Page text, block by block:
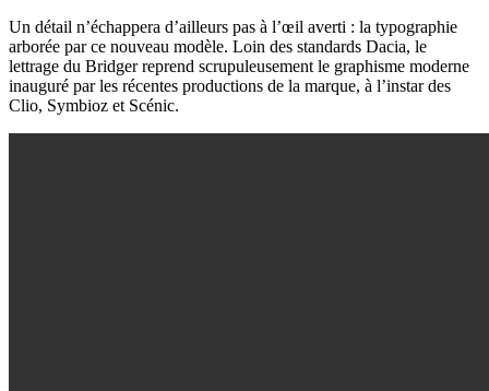
Un détail n’échappera d’ailleurs pas à l’œil averti : la typographie
arborée par ce nouveau modèle. Loin des standards Dacia, le
lettrage du Bridger reprend scrupuleusement le graphisme moderne
inauguré par les récentes productions de la marque, à l’instar des
Clio, Symbioz et Scénic.